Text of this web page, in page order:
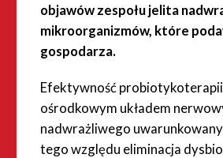
objawów zespołu jelita
mikroorganizmów, które
gospodarza.
Efektywność probiotykoterapii
ośrodkowym układem
nadwrażliwego
tego względu eliminacja